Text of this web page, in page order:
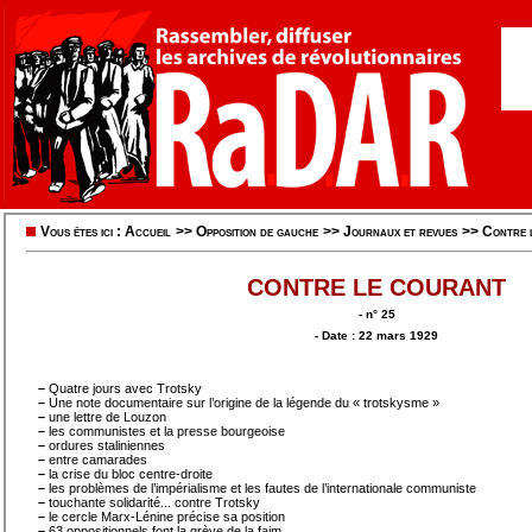
Vous êtes ici : Accueil >> Opposition de gauche >> Journaux et revues >> Contre
CONTRE LE COURANT
- n° 25
- Date : 22 mars 1929
– Quatre jours avec Trotsky
– Une note documentaire sur l’origine de la légende du « trotskysme »
– une lettre de Louzon
– les communistes et la presse bourgeoise
– ordures staliniennes
– entre camarades
– la crise du bloc centre-droite
– les problèmes de l’impérialisme et les fautes de l’internationale communiste
– touchante solidarité... contre Trotsky
– le cercle Marx-Lénine précise sa position